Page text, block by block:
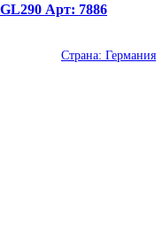
Арт: 7886
Страна: Германия